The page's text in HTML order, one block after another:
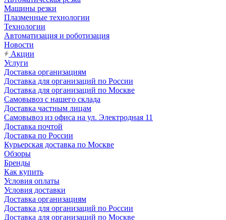
Машины резки
Плазменные технологии
Технологии
Автоматизация и роботизация
Новости
Акции
Услуги
Доставка организациям
Доставка для организаций по России
Доставка для организаций по Москве
Самовывоз с нашего склада
Доставка частным лицам
Самовывоз из офиса на ул. Электродная 11
Доставка почтой
Доставка по России
Курьерская доставка по Москве
Обзоры
Бренды
Как купить
Условия оплаты
Условия доставки
Доставка организациям
Доставка для организаций по России
Доставка для организаций по Москве